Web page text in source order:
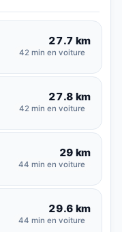
27.7 km
42 min en voiture
27.8 km
42 min en voiture
29 km
44 min en voiture
29.6 km
44 min en voiture